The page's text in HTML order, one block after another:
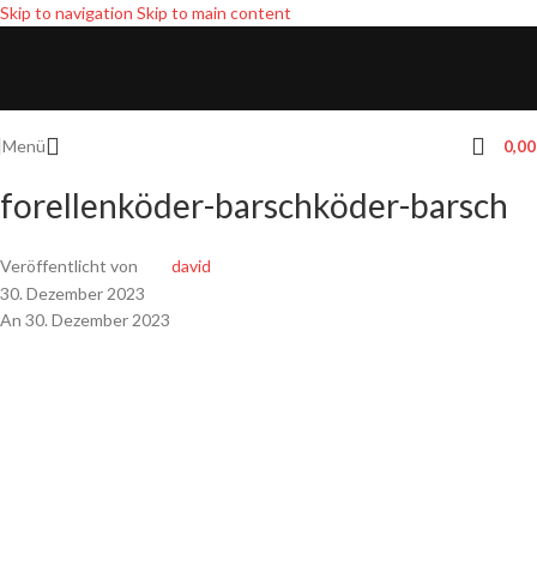
Skip to navigation Skip to main content
Menü
forellenköder-barschköder-barsch
Veröffentlicht von
david
30. Dezember 2023
An 30. Dezember 2023